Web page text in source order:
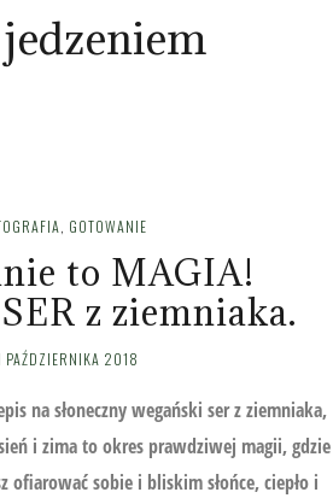
, GOTOWANIE
to MAGIA!
z ziemniaka.
PAŹDZIERNIKA 2018
na słoneczny wegański ser z ziemniaka,
i zima to okres prawdziwej magii, gdzie
ofiarować sobie i bliskim słońce, ciepło i